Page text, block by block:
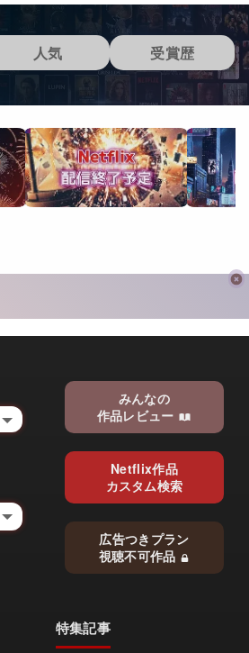
人気 受賞歴
みんなの
作品レビュー
Netflix作品
カスタム検索
広告つきプラン
視聴不可作品
特集記事